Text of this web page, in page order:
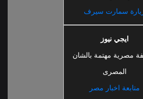
سمارت سيرف
ايجي نيوز
مصرية مهتمة بالشان
المصرى
متابعة اخبار مصر